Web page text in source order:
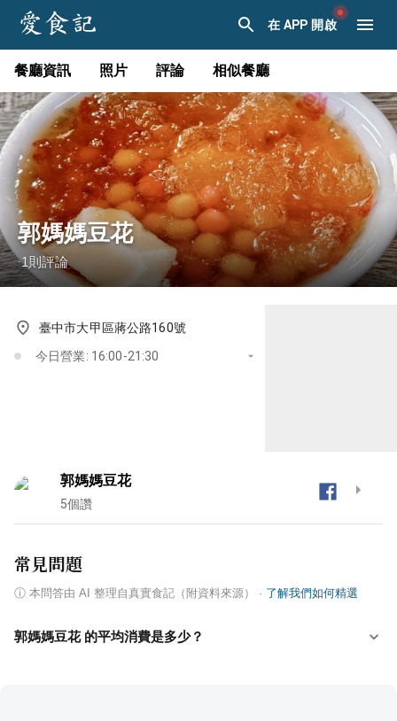
在 APP 開啟
餐廳資訊 照片 評論 相似餐廳
郭媽媽豆花
·1 則評論
臺中市大甲區蔣公路160號
今日營業: 16:00-21:30
郭媽媽豆花
5個讚
常見問題
ⓘ 本問答由 AI 整理自真實食記（附資料來源） · 了解我們如何精選
郭媽媽豆花 的平均消費是多少？